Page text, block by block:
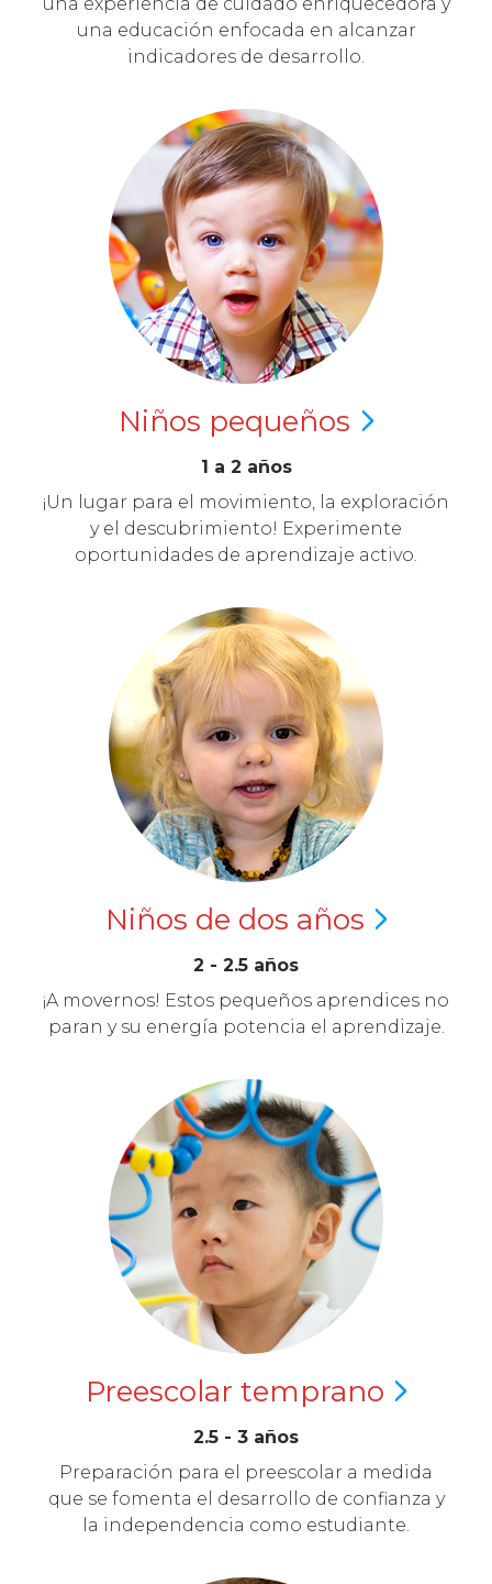
una educación enfocada en alcanzar
indicadores de desarrollo.
Niños pequeños
1 a 2 años
¡Un lugar para el movimiento, la exploración
y el descubrimiento! Experimente
oportunidades de aprendizaje activo.
Niños de dos años
2 - 2.5 años
¡A movernos! Estos pequeños aprendices no
paran y su energía potencia el aprendizaje.
Preescolar temprano
2.5 - 3 años
Preparación para el preescolar a medida
que se fomenta el desarrollo de confianza y
la independencia como estudiante.